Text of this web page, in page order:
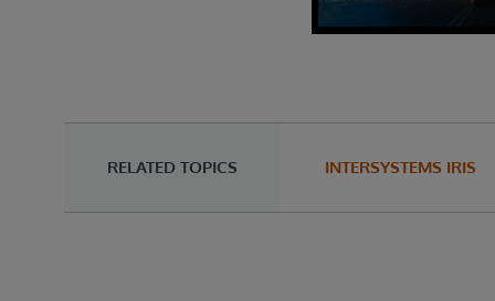
RELATED TOPICS INTERSYSTEMS IRIS